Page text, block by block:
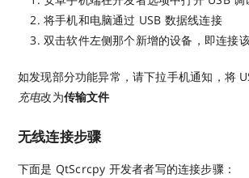
将手机和电脑通过 USB 数据线连接
双击软件左侧那个新增的设备，即连接
如发现部分功能异常，请下拉手机通知，将
充电改为传输文件
无线连接步骤
下面是 QtScrcpy 开发者者写的连接步骤：